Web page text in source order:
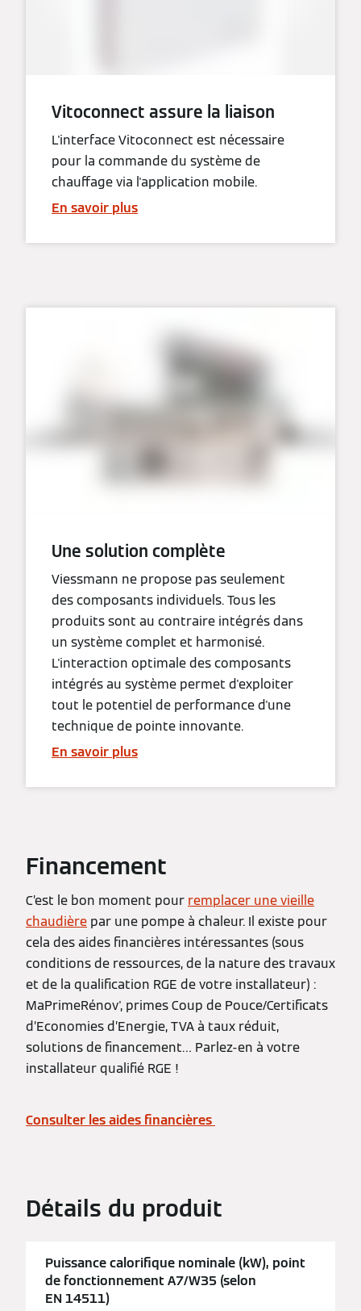
Vitoconnect assure la liaison
L'interface Vitoconnect est nécessaire
pour la commande du système de
chauffage via l'application mobile.
En savoir plus
Une solution complète
Viessmann ne propose pas seulement
des composants individuels. Tous les
produits sont au contraire intégrés dans
un système complet et harmonisé.
L'interaction optimale des composants
intégrés au système permet d'exploiter
tout le potentiel de performance d'une
technique de pointe innovante.
En savoir plus
Financement
C’est le bon moment pour remplacer une vieille
chaudière par une pompe à chaleur. Il existe pour
cela des aides financières intéressantes (sous
conditions de ressources, de la nature des travaux
et de la qualification RGE de votre installateur) :
MaPrimeRénov', primes Coup de Pouce/Certificats
d’Economies d’Energie, TVA à taux réduit,
solutions de financement… Parlez-en à votre
installateur qualifié RGE !
Consulter les aides financières
Détails du produit
Puissance calorifique nominale (kW), point
de fonctionnement A7/W35 (selon
EN 14511)